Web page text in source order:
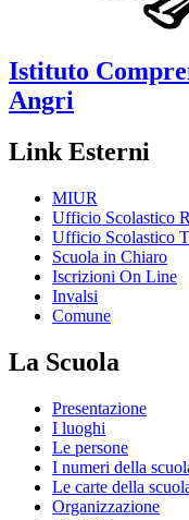
Istituto
Angri
Link Esterni
MIUR
Ufficio Scolastico
Ufficio Scolastico
Scuola in Chiaro
Iscrizioni On Line
Invalsi
Comune
La Scuola
Presentazione
I luoghi
Le persone
I numeri della
Le carte della
Organizzazione